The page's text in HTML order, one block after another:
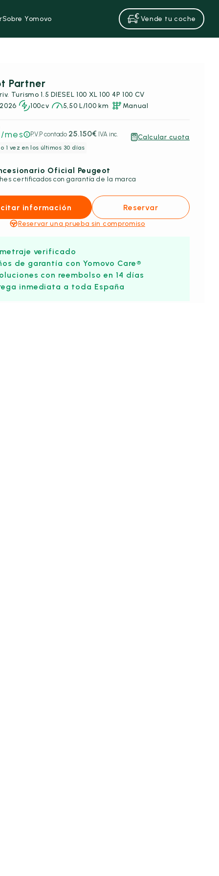
Sobre Yomovo Vende tu coche
Partner
Turismo 1.5 DIESEL 100 XL 100 4P 100 CV
2026 100cv 5,50 L/100 km Manual
/mes P.V.P contado 25.150€ IVA inc.
1 vez en los últimos 30 días
Calcular cuota
Oficial Peugeot
certificados con garantía de la marca
información Reservar
Reservar una prueba sin compromiso
verificado
de garantía con Yomovo Care®
con reembolso en 14 días
inmediata a toda España